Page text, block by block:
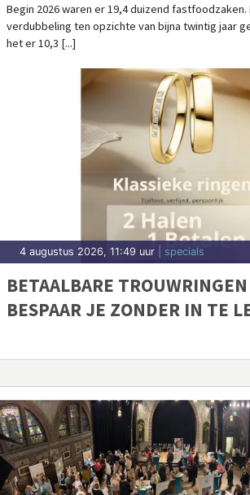
Begin 2026 waren er 19,4 duizend fastfoodzaken.
verdubbeling ten opzichte van bijna twintig jaar
het er 10,3 [...]
4 augustus 2026, 11:49 uur | specials
BETAALBARE
BESPAAR JE ZONDER IN TE